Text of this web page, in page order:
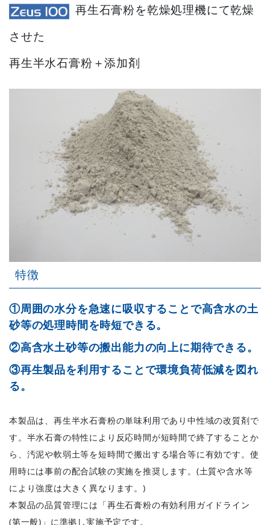
再生石膏粉を乾燥処理機にて乾燥
させた
再生半水石膏粉＋添加剤
特徴
①周囲の水分を急速に吸収することで高含水の土
砂等の処理時間を時短できる。
②高含水土砂等の搬出能力の向上に期待できる。
③再生製品を利用することで環境負荷低減を図れ
る。
本製品は、再生半水石膏粉の単味利用であり中性域の改質剤で
す。半水石膏の特性により反応時間が短時間で終了することか
ら、汚泥や軟弱土等を短時間で搬出する場合等に有効です。使
用時には事前の配合試験の実施を推奨します。(土質や含水等
により強度は大きく異なります。)
本製品の品質管理には「再生石膏粉の有効利用ガイドライン
(第一般)」に準拠し実施予定です。